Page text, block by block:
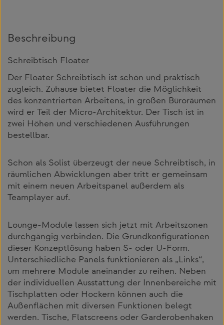
Beschreibung
Schreibtisch Floater
Der Floater Schreibtisch ist schön und praktisch
zugleich. Zuhause bietet Floater die Möglichkeit
des konzentrierten Arbeitens, in großen Büroräumen
wird er Teil der Micro-Architektur. Der Tisch ist in
zwei Höhen und verschiedenen Ausführungen
bestellbar.
Schon als Solist überzeugt der neue Schreibtisch, in
räumlichen Abwicklungen aber tritt er gemeinsam
mit einem neuen Arbeitspanel außerdem als
Teamplayer auf.
Lounge-Module lassen sich jetzt mit Arbeitszonen
durchgängig verbinden. Die Grundkonfigurationen
dieser Konzeptlösung haben S- oder U-Form.
Unterschiedliche Panels funktionieren als „Links“,
um mehrere Module aneinander zu reihen. Neben
der individuellen Ausstattung der Innenbereiche mit
Tischplatten oder Hockern können auch die
Außenflächen mit diversen Funktionen belegt
werden. Tische, Flatscreens oder Garderobenhaken